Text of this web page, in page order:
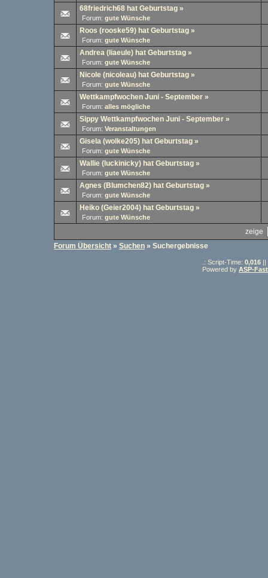
68friedrich68 hat Geburtstag »
Forum: gute Wünsche
Roos (rooske59) hat Geburtstag »
Forum: gute Wünsche
Andrea (liaeule) hat Geburtstag »
Forum: gute Wünsche
Nicole (nicoleau) hat Geburtstag »
Forum: gute Wünsche
Wettkampfwochen Juni - September »
Forum: alles mögliche
Sippy Wettkampfwochen Juni - September »
Forum: Veranstaltungen
Gisela (wolke205) hat Geburtstag »
Forum: gute Wünsche
Wallie (luckinicky) hat Geburtstag »
Forum: gute Wünsche
Agnes (Blumchen82) hat Geburtstag »
Forum: gute Wünsche
Heiko (Geier2004) hat Geburtstag »
Forum: gute Wünsche
zeige
Forum Übersicht » Suchen » Suchergebnisse
.: Script-Time: 0,016 ||
Powered by ASP-